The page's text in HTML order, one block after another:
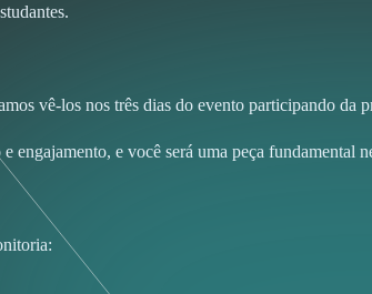
vê-los nos três dias do evento participando da
engajamento, e você será uma peça